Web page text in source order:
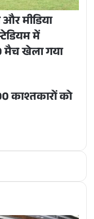
मीडिया
में
मैच खेला गया
काश्तकारों को